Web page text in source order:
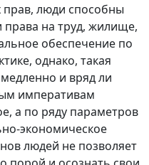
прав, люди способны
права на труд, жилище,
обеспечение по
однако, такая
и вряд ли
императивам
а по ряду параметров
экономическое
людей не позволяет